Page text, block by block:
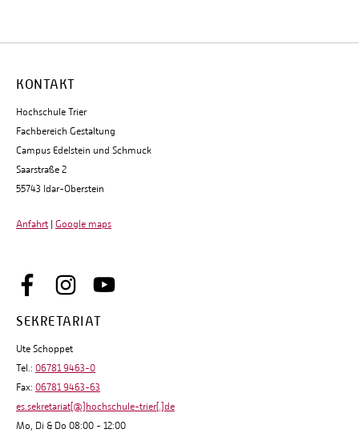
KONTAKT
Hochschule Trier
Fachbereich Gestaltung
Campus Edelstein und Schmuck
Saarstraße 2
55743 Idar-Oberstein
Anfahrt | Google maps
SEKRETARIAT
Ute Schoppet
Tel.: 06781 9463-0
Fax: 06781 9463-63
es.sekretariat[@]hochschule-trier[.]de
Mo, Di & Do 08:00 - 12:00